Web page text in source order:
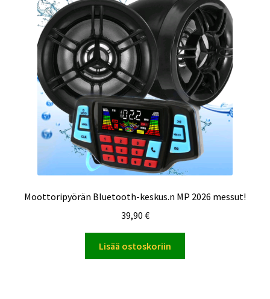
Moottoripyörän Bluetooth-keskus.n MP 2026 messut!
39,90 €
Lisää ostoskoriin